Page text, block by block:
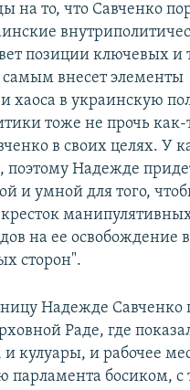
на то, что Савченко
позиции ключевых и
внесет элементы
хаоса в украинскую
тоже не прочь как-
в своих целях. У
поэтому Надежде
и умной для того,
на ее освобождение
сторон".
Надежде Савченко
Раде, где
и кулуары, и рабочее
парламента босиком, с